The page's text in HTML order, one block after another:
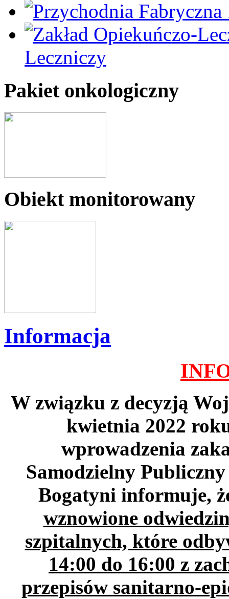
Leczniczy
Pakiet onkologiczny
Obiekt monitorowany
Informacja
W związku z decyzją
kwietnia 2022
wprowadzenia
Samodzielny
Bogatyni informuje,
wznowione
szpitalnych, które
14:00 do 16:00 z
przepisów sanitarno-